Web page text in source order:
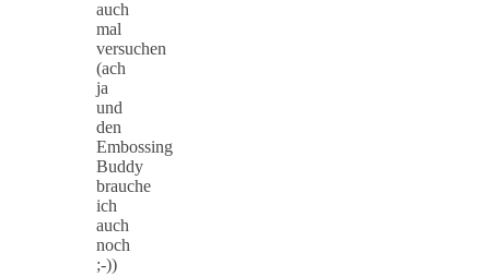
auch
mal
versuchen
(ach
ja
und
den
Embossing
Buddy
brauche
ich
auch
noch
;-))